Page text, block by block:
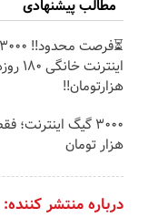
مطالب پیشنهادی
هزارتومان!!
هزار تومان
درباره منتشر کننده: